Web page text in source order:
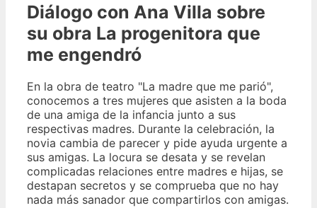
Diálogo con Ana Villa sobre
su obra La progenitora que
me engendró
En la obra de teatro "La madre que me parió",
conocemos a tres mujeres que asisten a la boda
de una amiga de la infancia junto a sus
respectivas madres. Durante la celebración, la
novia cambia de parecer y pide ayuda urgente a
sus amigas. La locura se desata y se revelan
complicadas relaciones entre madres e hijas, se
destapan secretos y se comprueba que no hay
nada más sanador que compartirlos con amigas.